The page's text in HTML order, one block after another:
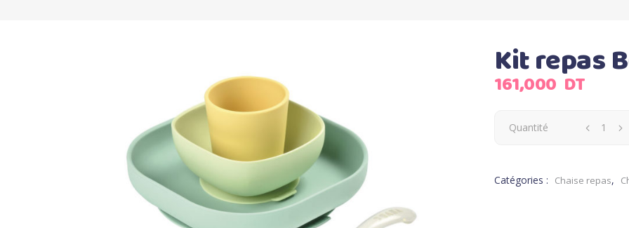
Kit repas
161,000 DT
Quantité
Catégories : Chaise repas,